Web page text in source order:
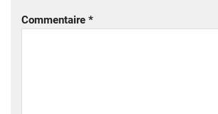
Commentaire *